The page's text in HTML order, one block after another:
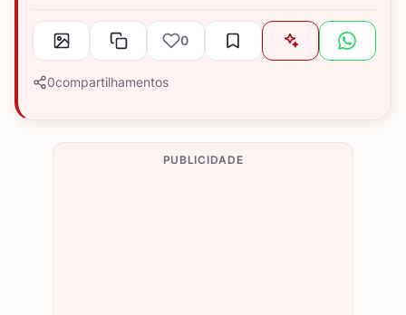
0
0compartilhamentos
PUBLICIDADE